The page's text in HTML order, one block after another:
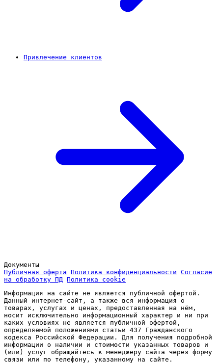
Привлечение клиентов
Документы
Публичная оферта Политика конфиденциальности Согласие
на обработку ПД Политика cookie
Информация на сайте не является публичной офертой.
Данный интернет-сайт, а также вся информация о
товарах, услугах и ценах, предоставленная на нём,
носит исключительно информационный характер и ни при
каких условиях не является публичной офертой,
определяемой положениями статьи 437 Гражданского
кодекса Российской Федерации. Для получения подробной
информации о наличии и стоимости указанных товаров и
(или) услуг обращайтесь к менеджеру сайта через форму
связи или по телефону, указанному на сайте.